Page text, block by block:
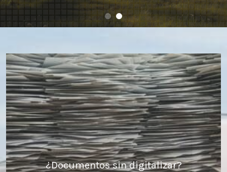
¿Documentos sin digitalizar?